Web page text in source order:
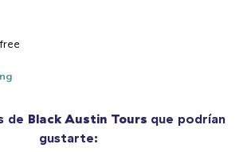
de Black Austin Tours que podrían
gustarte: